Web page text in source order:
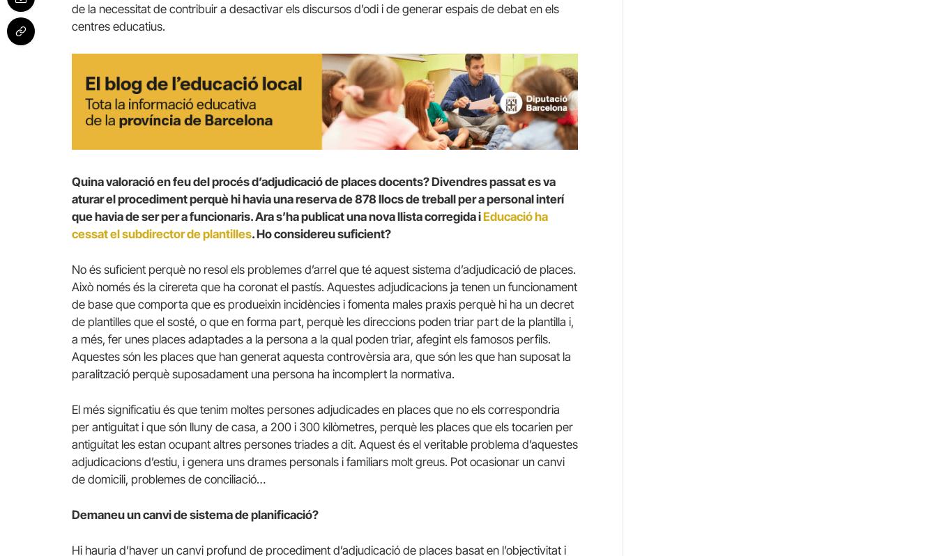
de la necessitat de contribuir a desactivar els discursos d’odi i de generar espais de debat en els
centres educatius.
Quina valoració en feu del procés d’adjudicació de places docents? Divendres passat es va
aturar el procediment perquè hi havia una reserva de 878 llocs de treball per a personal interí
que havia de ser per a funcionaris. Ara s’ha publicat una nova llista corregida iEducació ha
cessat el subdirector de plantilles. Ho considereu suficient?
No és suficient perquè no resol els problemes d’arrel que té aquest sistema d’adjudicació de places.
Això només és la cirereta que ha coronat el pastís. Aquestes adjudicacions ja tenen un funcionament
de base que comporta que es produeixin incidències i fomenta males praxis perquè hi ha un decret
de plantilles que el sosté, o que en forma part, perquè les direccions poden triar part de la plantilla i,
a més, fer unes places adaptades a la persona a la qual poden triar, afegint els famosos perfils.
Aquestes són les places que han generat aquesta controvèrsia ara, que són les que han suposat la
paralització perquè suposadament una persona ha incomplert la normativa.
El més significatiu és que tenim moltes persones adjudicades en places que no els correspondria
per antiguitat i que són lluny de casa, a 200 i 300 kilòmetres, perquè les places que els tocarien per
antiguitat les estan ocupant altres persones triades a dit. Aquest és el veritable problema d’aquestes
adjudicacions d’estiu, i genera uns drames personals i familiars molt greus. Pot ocasionar un canvi
de domicili, problemes de conciliació…
Demaneu un canvi de sistema de planificació?
Hi hauria d’haver un canvi profund de procediment d’adjudicació de places basat en l’objectivitat i